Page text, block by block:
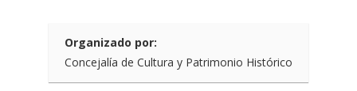
Organizado por:
Concejalía de Cultura y Patrimonio Histórico